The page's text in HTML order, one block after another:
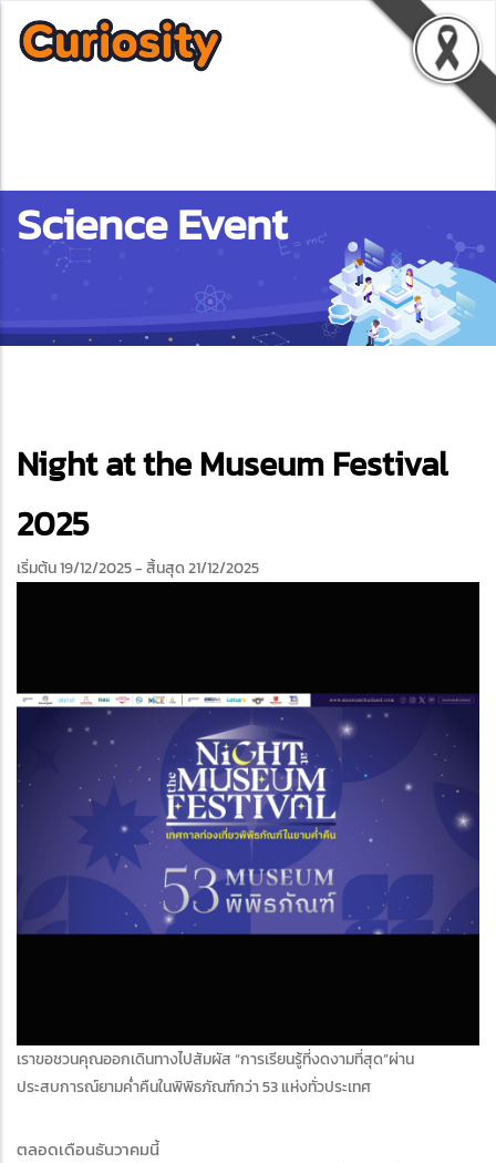
Science Event
Night at the Museum Festival
2025
เริ่มต้น 19/12/2025- สิ้นสุด 21/12/2025
เราขอชวนคุณออกเดินทางไปสัมผัส “การเรียนรู้ที่งดงามที่สุด”ผ่าน
ประสบการณ์ยามค่ำคืนในพิพิธภัณฑ์กว่า 53 แห่งทั่วประเทศ
ตลอดเดือนธันวาคมนี้